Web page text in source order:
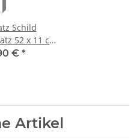
Schild
52 x 11 cm
75 cm
€ *
Artikel